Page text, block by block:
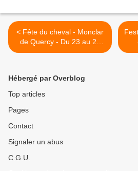
< Fête du cheval - Monclar
de Quercy - Du 23 au 25
mai
Hébergé par Overblog
Top articles
Pages
Contact
Signaler un abus
C.G.U.